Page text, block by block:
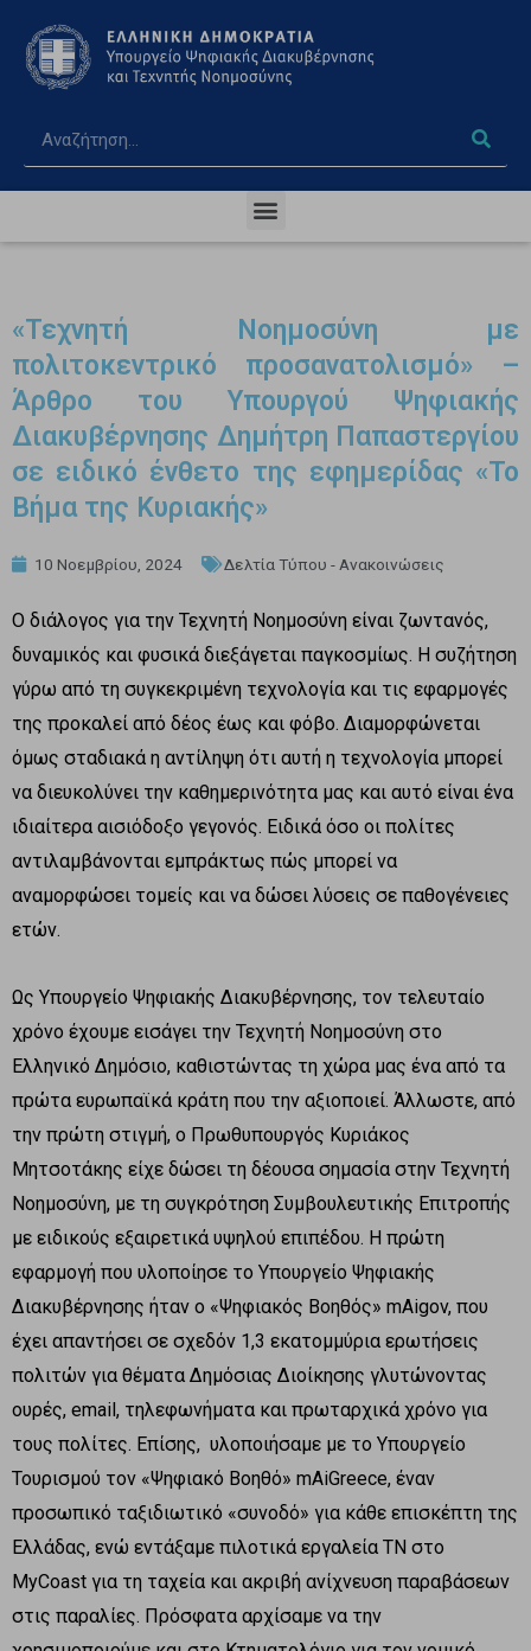
«Τεχνητή Νοημοσύνη με
πολιτοκεντρικό προσανατολισμό» –
Άρθρο του Υπουργού Ψηφιακής
Διακυβέρνησης Δημήτρη Παπαστεργίου
σε ειδικό ένθετο της εφημερίδας «Το
Βήμα της Κυριακής»
10 Νοεμβρίου, 2024 Δελτία Τύπου - Ανακοινώσεις
Ο διάλογος για την Τεχνητή Νοημοσύνη είναι ζωντανός,
δυναμικός και φυσικά διεξάγεται παγκοσμίως. Η συζήτηση
γύρω από τη συγκεκριμένη τεχνολογία και τις εφαρμογές
της προκαλεί από δέος έως και φόβο. Διαμορφώνεται
όμως σταδιακά η αντίληψη ότι αυτή η τεχνολογία μπορεί
να διευκολύνει την καθημερινότητα μας και αυτό είναι ένα
ιδιαίτερα αισιόδοξο γεγονός. Ειδικά όσο οι πολίτες
αντιλαμβάνονται εμπράκτως πώς μπορεί να
αναμορφώσει τομείς και να δώσει λύσεις σε παθογένειες
ετών.
Ως Υπουργείο Ψηφιακής Διακυβέρνησης, τον τελευταίο
χρόνο έχουμε εισάγει την Τεχνητή Νοημοσύνη στο
Ελληνικό Δημόσιο, καθιστώντας τη χώρα μας ένα από τα
πρώτα ευρωπαϊκά κράτη που την αξιοποιεί. Άλλωστε, από
την πρώτη στιγμή, ο Πρωθυπουργός Κυριάκος
Μητσοτάκης είχε δώσει τη δέουσα σημασία στην Τεχνητή
Νοημοσύνη, με τη συγκρότηση Συμβουλευτικής Επιτροπής
με ειδικούς εξαιρετικά υψηλού επιπέδου. Η πρώτη
εφαρμογή που υλοποίησε το Υπουργείο Ψηφιακής
Διακυβέρνησης ήταν ο «Ψηφιακός Βοηθός» mAigov, που
έχει απαντήσει σε σχεδόν 1,3 εκατομμύρια ερωτήσεις
πολιτών για θέματα Δημόσιας Διοίκησης γλυτώνοντας
ουρές, email, τηλεφωνήματα και πρωταρχικά χρόνο για
τους πολίτες. Επίσης, υλοποιήσαμε με το Υπουργείο
Τουρισμού τον «Ψηφιακό Βοηθό» mAiGreece, έναν
προσωπικό ταξιδιωτικό «συνοδό» για κάθε επισκέπτη της
Ελλάδας, ενώ εντάξαμε πιλοτικά εργαλεία ΤΝ στο
MyCoast για τη ταχεία και ακριβή ανίχνευση παραβάσεων
στις παραλίες. Πρόσφατα αρχίσαμε να την